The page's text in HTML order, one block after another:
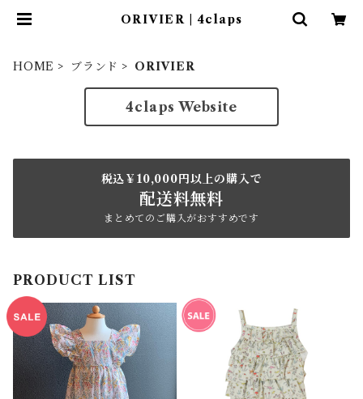
ORIVIER | 4claps
HOME ブランド ORIVIER
4claps Website
税込￥10,000円以上の購入で
配送料無料
まとめてのご購入がおすすめです
PRODUCT LIST